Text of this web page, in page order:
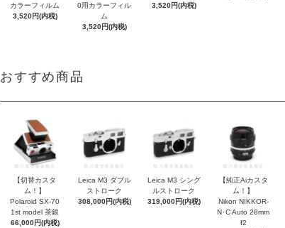
カラーフィルム
3,520円(内税)
0用カラーフィル
ム
3,520円(内税)
3,520円(内税)
おすすめ商品
【切替カスタ
ム！】
Polaroid SX-70
1st model 茶銀
66,000円(内税)
Leica M3 ダブル
ストローク
308,000円(内税)
Leica M3 シング
ルストローク
319,000円(内税)
【純正Aiカスタ
ム！】
Nikon NIKKOR-
N･C Auto 28mm
f2